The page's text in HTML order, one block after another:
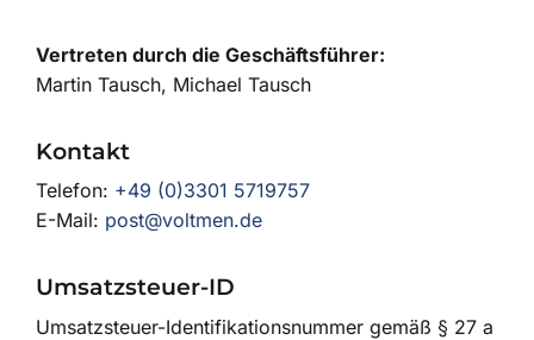
Vertreten durch die Geschäftsführer:
Martin Tausch, Michael Tausch
Kontakt
Telefon: +49 (0)3301 5719757
E-Mail: post@voltmen.de
Umsatzsteuer-ID
Umsatzsteuer-Identifikationsnummer gemäß § 27 a